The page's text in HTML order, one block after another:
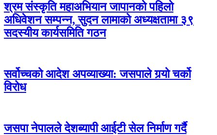
श्रम संस्कृति महाअभियान जापानको पहिलो
अधिवेशन सम्पन्न, सुदन लामाको अध्यक्षतामा ३९
सदस्यीय कार्यसमिति गठन
सर्वोच्चको आदेश अपव्याख्या: जसपाले गर्‍यो चर्को
विरोध
जसपा नेपालले देशब्यापी आईटी सेल निर्माण गर्दै